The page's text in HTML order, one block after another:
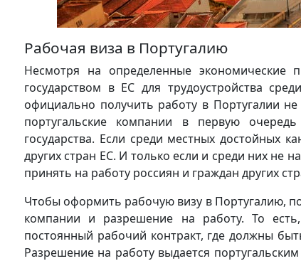
Рабочая виза в Португалию
Несмотря на определенные экономические
государством в ЕС для трудоустройства
официально получить работу в Португалии
португальские компании в первую
государства. Если среди местных достойных
других стран ЕС. И только если и среди них не
принять на работу россиян и граждан других
Чтобы оформить рабочую визу в Португалию,
компании и разрешение на работу. То
постоянный рабочий контракт, где должны
Разрешение на работу выдается